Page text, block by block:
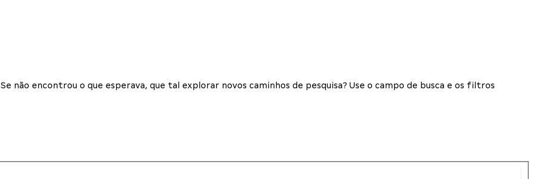
Se não encontrou o que esperava, que tal explorar novos caminhos de pesquisa? Use o campo de busca e os filtros